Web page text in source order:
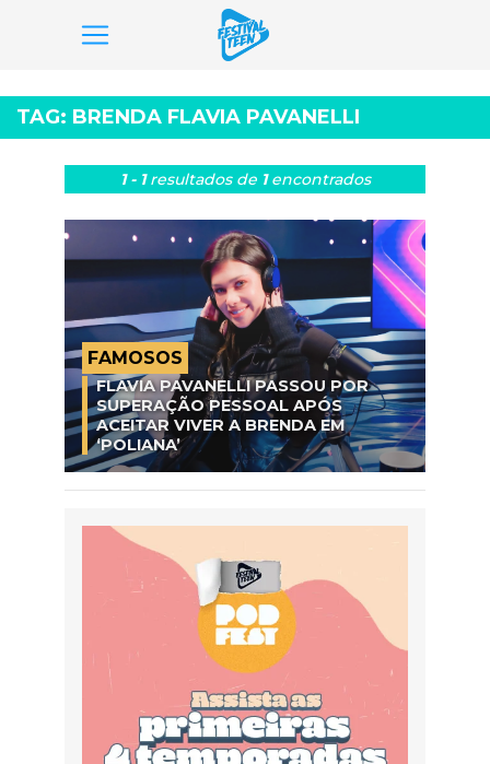
para
o
conteúdo
TAG: BRENDA FLAVIA PAVANELLI
1 - 1resultados de 1encontrados
FAMOSOS
FLAVIA PAVANELLI PASSOU POR
SUPERAÇÃO PESSOAL APÓS
ACEITAR VIVER A BRENDA EM
‘POLIANA’